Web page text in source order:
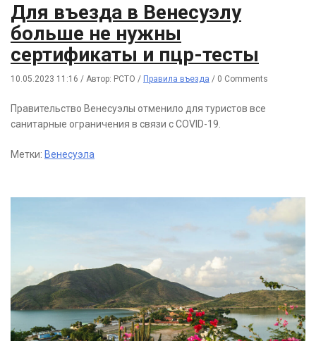
Для въезда в Венесуэлу
больше не нужны
сертификаты и пцр-тесты
10.05.2023 11:16 / Автор: РСТО / Правила въезда / 0 Comments
Правительство Венесуэлы отменило для туристов все
санитарные ограничения в связи с COVID-19.
Метки: Венесуэла